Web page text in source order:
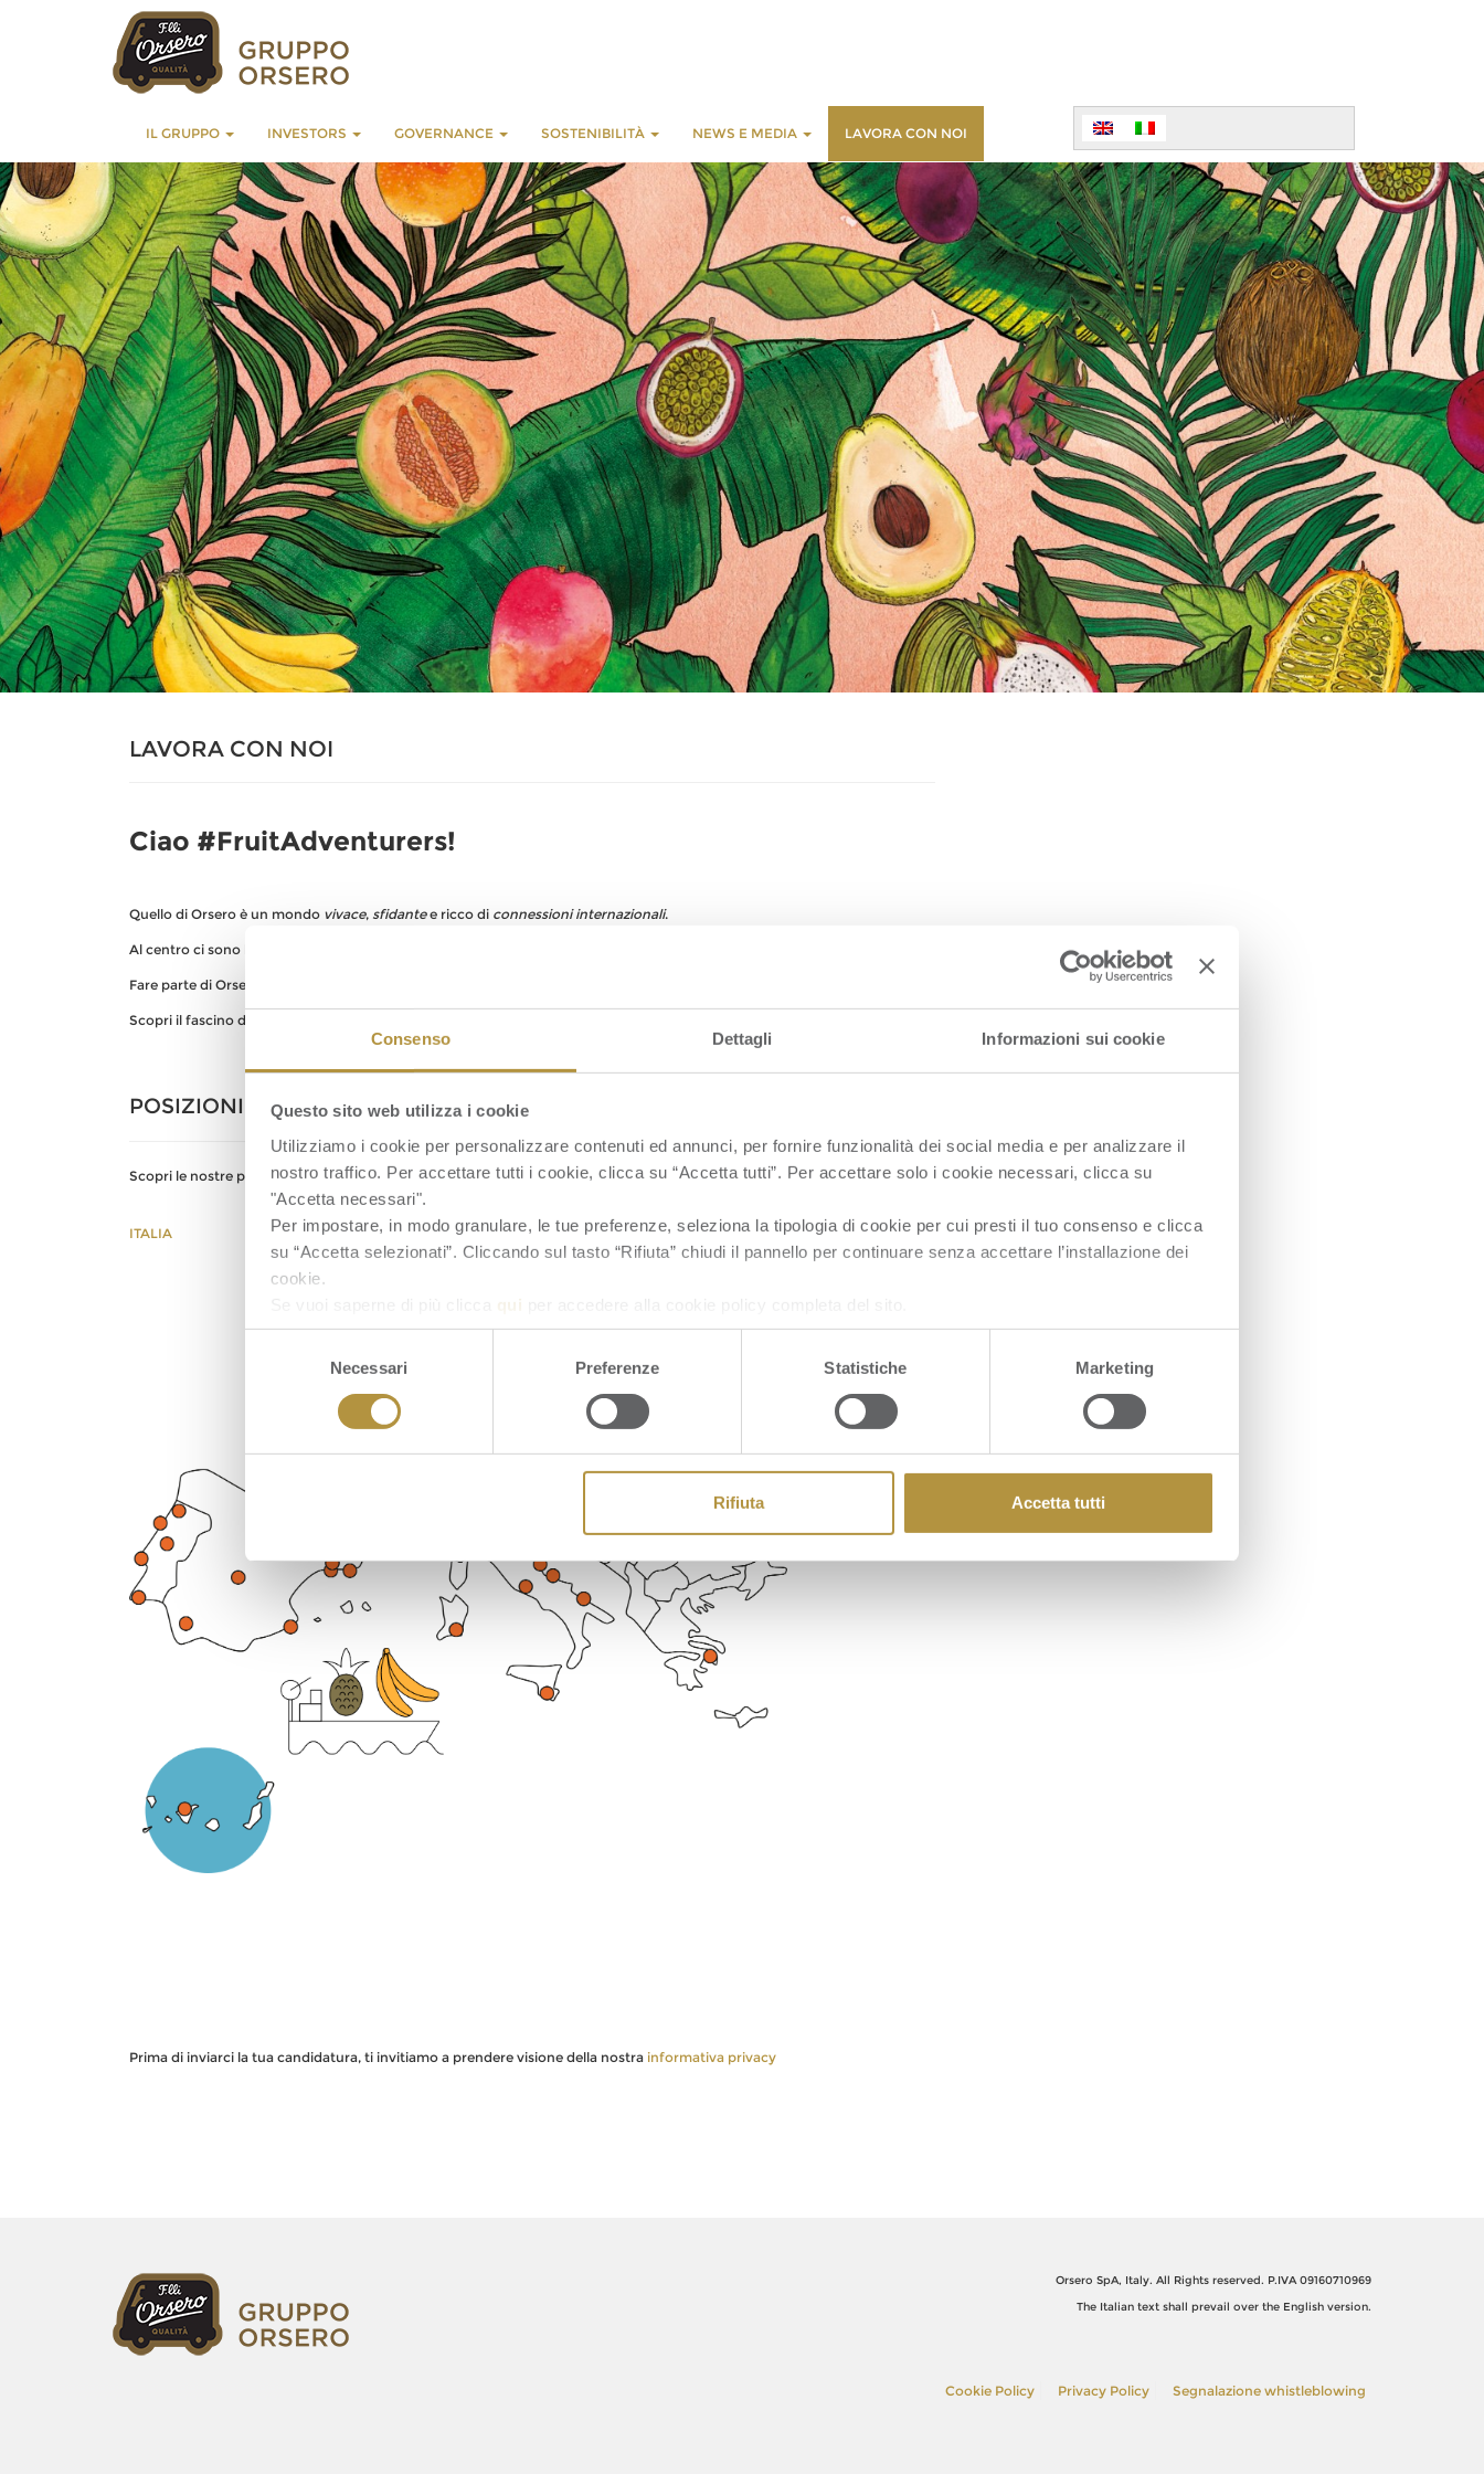
Consenso Dettagli Informazioni sui cookie
Questo sito web utilizza i cookie
Utilizziamo i cookie per personalizzare contenuti ed annunci, per fornire funzionalità dei social media e per analizzare il
nostro traffico. Per accettare tutti i cookie, clicca su “Accetta tutti”. Per accettare solo i cookie necessari, clicca su
"Accetta necessari".
Per impostare, in modo granulare, le tue preferenze, seleziona la tipologia di cookie per cui presti il tuo consenso e clicca
su “Accetta selezionati”. Cliccando sul tasto “Rifiuta” chiudi il pannello per continuare senza accettare l’installazione dei
cookie.
qui
Necessari Preferenze Statistiche Marketing
Rifiuta Accetta tutti
IL GRUPPO INVESTORS GOVERNANCE SOSTENIBILITÀ NEWS E MEDIA LAVORA CON NOI
LAVORA CON NOI
Ciao #FruitAdventurers!
Quello di Orsero è un mondo vivace, sfidantee ricco di connessioni internazionali.
Al centro ci sono le
Fare parte di Orsero significa cogliere l’
Scopri il fascino della frutta, entra nel mondo
POSIZIONI APERTE
Scopri le nostre posizioni aperte in Europa:
ITALIA FRANCIA SPAGNA GRECIA
Prima di inviarci la tua candidatura, ti invitiamo a prendere visione della nostra informativa privacy
Orsero SpA, Italy. All Rights reserved. P.IVA 09160710969
The Italian text shall prevail over the English version.
Cookie Policy Privacy Policy Segnalazione whistleblowing